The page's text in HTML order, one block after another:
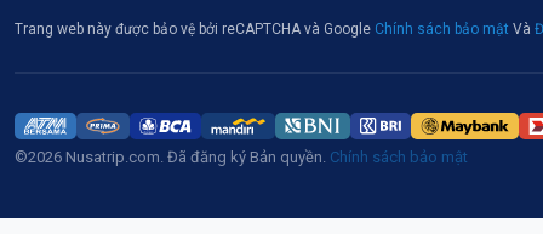
Trang web này được bảo vệ bởi reCAPTCHA và Google Chính sách bảo mật Và
©2026 Nusatrip.com. Đã đăng ký Bản quyền. Chính sách bảo mật